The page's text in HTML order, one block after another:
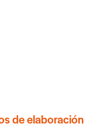
de elaboración